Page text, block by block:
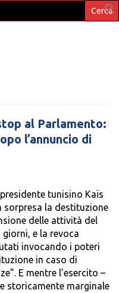
al Parlamento:
l’annuncio di
tunisino Kaïs
sorpresa la destituzione
delle attività del
e la revoca
invocando i poteri
in caso di
E mentre l’esercito –
storicamente marginale